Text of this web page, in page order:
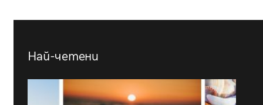
Най-четени